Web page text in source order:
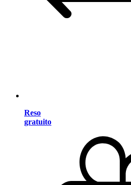
Reso
gratuito